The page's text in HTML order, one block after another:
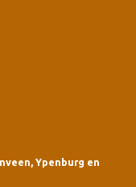
Ypenburg en